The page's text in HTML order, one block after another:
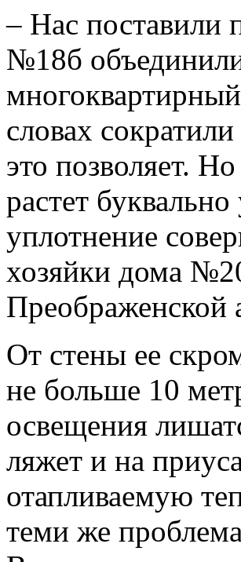
– Нас поставили
№18б
словах
это позволяет.
растет
уплотнение
хозяйки дома
Преображенской
От стены ее
не больше 10
освещения
ляжет и на
отапливаемую
теми же